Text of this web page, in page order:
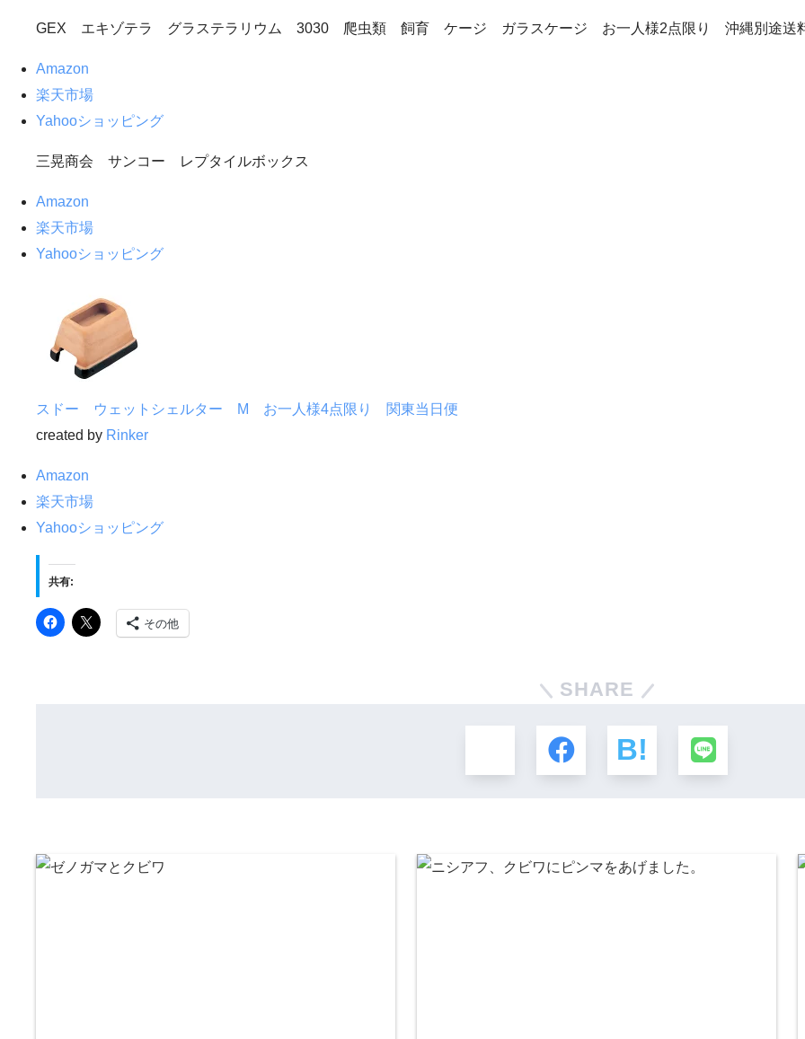
GEX エキゾテラ グラステラリウム 3030 爬虫類 飼育 ケージ ガラスケージ お一人様2点限り 沖縄別途送
Amazon
楽天市場
Yahooショッピング
三晃商会 サンコー レプタイルボックス
Amazon
楽天市場
Yahooショッピング
スドー ウェットシェルター M お一人様4点限り 関東当日便
created by Rinker
Amazon
楽天市場
Yahooショッピング
共有:
その他
SHARE